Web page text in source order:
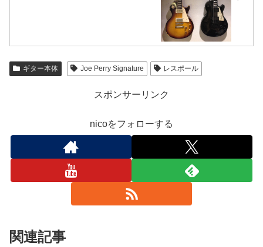
ギター本体 Joe Perry Signature レスポール
スポンサーリンク
nicoをフォローする
関連記事